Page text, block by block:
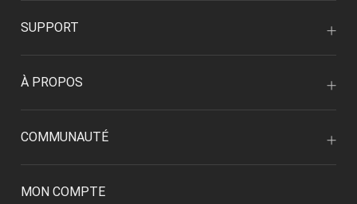
SUPPORT
À PROPOS
COMMUNAUTÉ
MON COMPTE